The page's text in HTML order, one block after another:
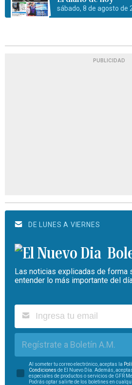
sábado, 8 de agosto de
PUBLICIDAD
DE LUNES A VIERNES
Las noticias explicadas de forma
entender lo más importante del
Regístrate a Boletín A.M.
Al someter tu correo electrónico, aceptas la
Condiciones de El Nuevo Día. Además,
especiales de productos o servicios de GFR
Podrás optar salirte de los boletines en